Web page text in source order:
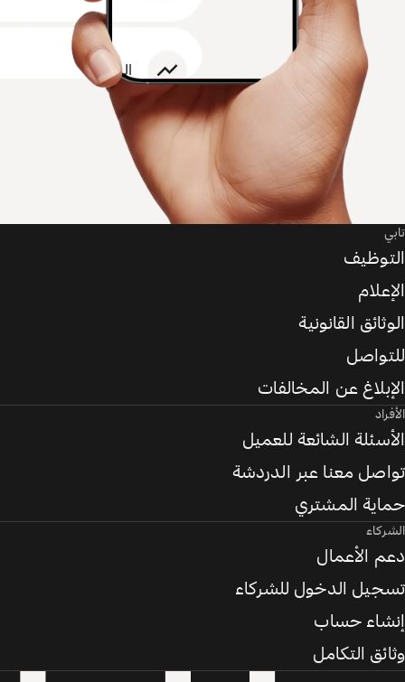
تابي
التوظيف
الإعلام
الوثائق القانونية
للتواصل
الإبلاغ عن المخالفات
الأفراد
الأسئلة الشائعة للعميل
تواصل معنا عبر الدردشة
حماية المشتري
الشركاء
دعم الأعمال
تسجيل الدخول للشركاء
إنشاء حساب
وثائق التكامل